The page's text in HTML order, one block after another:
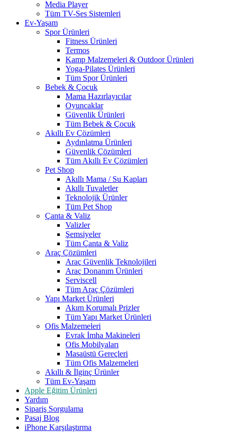
Media Player
Tüm TV-Ses Sistemleri
Ev-Yaşam
Spor Ürünleri
Fitness Ürünleri
Termos
Kamp Malzemeleri & Outdoor Ürünleri
Yoga-Pilates Ürünleri
Tüm Spor Ürünleri
Bebek & Çocuk
Mama Hazırlayıcılar
Oyuncaklar
Güvenlik Ürünleri
Tüm Bebek & Çocuk
Akıllı Ev Çözümleri
Aydınlatma Ürünleri
Güvenlik Çözümleri
Tüm Akıllı Ev Çözümleri
Pet Shop
Akıllı Mama / Su Kapları
Akıllı Tuvaletler
Teknolojik Ürünler
Tüm Pet Shop
Çanta & Valiz
Valizler
Şemsiyeler
Tüm Çanta & Valiz
Araç Çözümleri
Araç Güvenlik Teknolojileri
Araç Donanım Ürünleri
Serviscell
Tüm Araç Çözümleri
Yapı Market Ürünleri
Akım Korumalı Prizler
Tüm Yapı Market Ürünleri
Ofis Malzemeleri
Evrak İmha Makineleri
Ofis Mobilyaları
Masaüstü Gereçleri
Tüm Ofis Malzemeleri
Akıllı & İlginç Ürünler
Tüm Ev-Yaşam
Apple Eğitim Ürünleri
Yardım
Sipariş Sorgulama
Pasaj Blog
iPhone Karşılaştırma